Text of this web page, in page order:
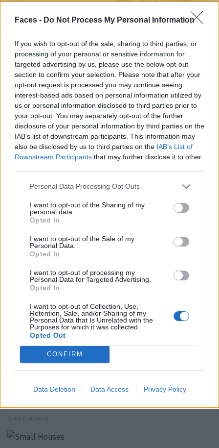
Faces - Do Not Process My Personal Information
If you wish to opt-out of the sale, sharing to third parties, or
processing of your personal or sensitive information for
targeted advertising by us, please use the below opt-out
section to confirm your selection. Please note that after your
opt-out request is processed you may continue seeing
interest-based ads based on personal information utilized by
us or personal information disclosed to third parties prior to
your opt-out. You may separately opt-out of the further
disclosure of your personal information by third parties on the
IAB’s list of downstream participants. This information may
also be disclosed by us to third parties on the IAB’s List of
Downstream Participants that may further disclose it to other
Personal Data Processing Opt Outs
I want to opt-out of the Sharing of my
personal data.
Opted In
I want to opt-out of the Sale of my
Personal Data.
Opted In
I want to opt-out of processing my
Personal Data for Targeted Advertising.
Opted In
I want to opt-out of Collection, Use,
Retention, Sale, and/or Sharing of my
Personal Data that Is Unrelated with the
Purposes for which it was collected.
Opted Out
CONFIRM
Data Deletion Data Access Privacy Policy
© Marc Goodwin, Archmospheres
Seroro, Smaller Architects,
Seoul, Südkorea
© Jong-Seok BYEON
House Tokyo, Hiroyuki Unemori, Tokyo,
© Kai Nakamura